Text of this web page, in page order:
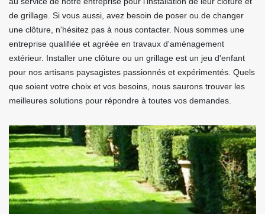
de grillage. Si vous aussi, avez besoin de poser ou.de changer
une clôture, n'hésitez pas à nous contacter. Nous sommes une
entreprise qualifiée et agréée en travaux d'aménagement
extérieur. Installer une clôture ou un grillage est un jeu d'enfant
pour nos artisans paysagistes passionnés et expérimentés. Quels
que soient votre choix et vos besoins, nous saurons trouver les
meilleures solutions pour répondre à toutes vos demandes.